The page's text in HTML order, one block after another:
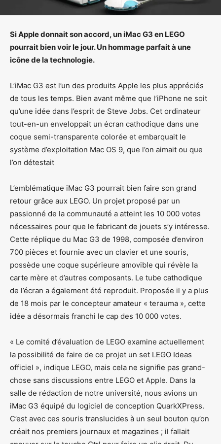
Si Apple donnait son accord, un iMac G3 en LEGO
pourrait bien voir le jour. Un hommage parfait à une
icône de la technologie.
L’iMac G3 est l’un des produits Apple les plus appréciés
de tous les temps. Bien avant même que l’iPhone ne soit
qu’une idée dans l’esprit de Steve Jobs. Cet ordinateur
tout-en-un enveloppait un écran cathodique dans une
coque semi-transparente colorée et embarquait le
système d’exploitation Mac OS 9, que l’on aimait ou que
l’on détestait
L’emblématique iMac G3 pourrait bien faire son grand
retour grâce aux LEGO. Un projet proposé par un
passionné de la communauté a atteint les 10 000 votes
nécessaires pour que le fabricant de jouets s’y intéresse.
Cette réplique du Mac G3 de 1998, composée d’environ
700 pièces et fournie avec un clavier et une souris,
possède une coque supérieure amovible qui révèle la
carte mère et d’autres composants. Le tube cathodique
de l’écran a également été reproduit. Proposée il y a plus
de 18 mois par le concepteur amateur « terauma », cette
idée a désormais franchi le cap des 10 000 votes.
« Le comité d’évaluation de LEGO examine actuellement
la possibilité de faire de ce projet un set LEGO Ideas
officiel », indique LEGO, mais cela ne signifie pas grand-
chose sans discussions entre LEGO et Apple. Dans la
salle de rédaction de notre université, nous avions un
iMac G3 équipé du logiciel de conception QuarkXPress.
C’est avec ces souris translucides à un seul bouton qu’on
créait nos premiers journaux et magazines ; il fallait